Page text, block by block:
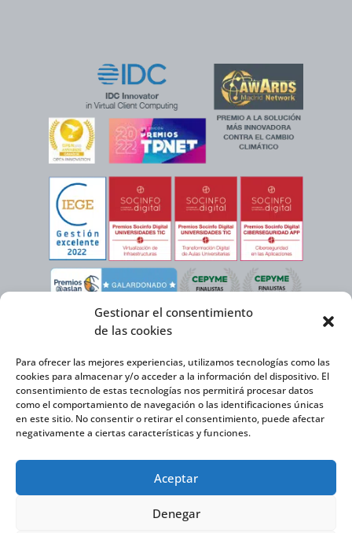
Gestionar el consentimiento
de las cookies
Para ofrecer las mejores experiencias, utilizamos tecnologías como las
cookies para almacenar y/o acceder a la información del dispositivo. El
consentimiento de estas tecnologías nos permitirá procesar datos
como el comportamiento de navegación o las identificaciones únicas
en este sitio. No consentir o retirar el consentimiento, puede afectar
negativamente a ciertas características y funciones.
Aceptar
Denegar
Instituto Español de Comercio Exterior y la cofinanciación del FEDER para
desarrollar su Plan de Expansión Internacional 2020-2025.